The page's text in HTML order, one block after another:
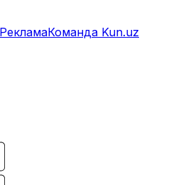
РекламаКоманда Kun.uz